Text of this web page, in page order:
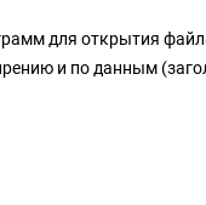
для открытия
и по данным